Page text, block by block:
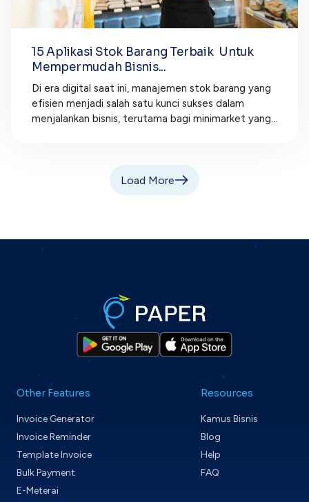
15 Aplikasi Stok Barang Terbaik Untuk
Mempermudah Bisnis...
Di era digital saat ini, manajemen stok barang yang
efisien menjadi salah satu kunci sukses dalam
menjalankan bisnis, terutama bagi minimarket yang...
Load More
Other Features
Invoice Generator
Invoice Reminder
Template Invoice
Bulk Payment
E-Meterai
Resources
Kamus Bisnis
Blog
Help
FAQ